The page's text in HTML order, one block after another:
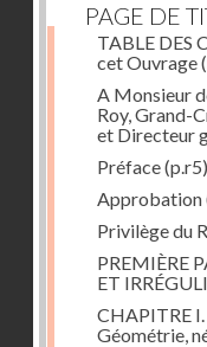
PAGE DE
TABLE DES
cet Ouvrage
A Monsieur
Roy, Grand-
et Directeur
Préface(p.r5)
Approbation
Privilège du
PREMIÈRE
ET
CHAPITRE
Géométrie,